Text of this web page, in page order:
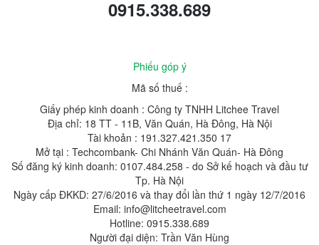
0915.338.689
Phiếu góp ý
Mã số thuế :
Giấy phép kinh doanh : Công ty TNHH Litchee Travel
Địa chỉ: 18 TT - 11B, Văn Quán, Hà Đông, Hà Nội
Tài khoản : 191.327.421.350 17
Mở tại : Techcombank- Chi Nhánh Văn Quán- Hà Đông
Số đăng ký kinh doanh: 0107.484.258 - do Sở kế hoạch và đầu tư
Tp. Hà Nội
Ngày cấp ĐKKD: 27/6/2016 và thay đổi lần thứ 1 ngày 12/7/2016
Email: info@litcheetravel.com
Hotline: 0915.338.689
Người đại diện: Trần Văn Hùng